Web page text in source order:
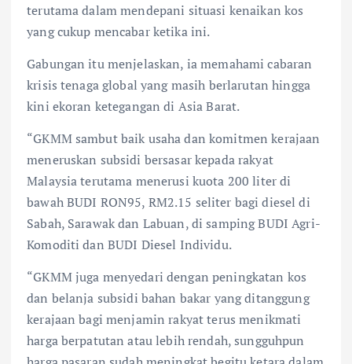
terutama dalam mendepani situasi kenaikan kos
yang cukup mencabar ketika ini.
Gabungan itu menjelaskan, ia memahami cabaran
krisis tenaga global yang masih berlarutan hingga
kini ekoran ketegangan di Asia Barat.
“GKMM sambut baik usaha dan komitmen kerajaan
meneruskan subsidi bersasar kepada rakyat
Malaysia terutama menerusi kuota 200 liter di
bawah BUDI RON95, RM2.15 seliter bagi diesel di
Sabah, Sarawak dan Labuan, di samping BUDI Agri-
Komoditi dan BUDI Diesel Individu.
“GKMM juga menyedari dengan peningkatan kos
dan belanja subsidi bahan bakar yang ditanggung
kerajaan bagi menjamin rakyat terus menikmati
harga berpatutan atau lebih rendah, sungguhpun